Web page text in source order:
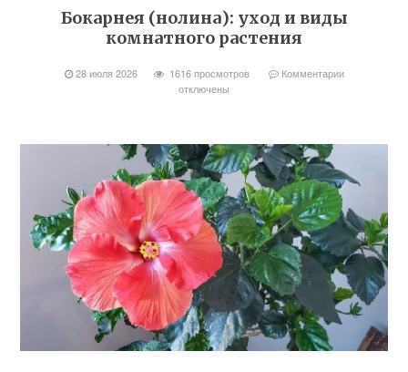
Бокарнея (нолина): уход и виды
комнатного растения
28 июля 2026 1616 просмотров
Комментарии
отключены